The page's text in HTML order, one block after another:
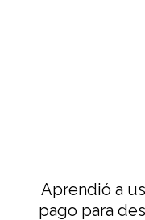
Aprendió a
pago para